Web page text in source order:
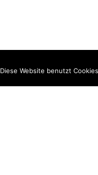
Diese Website benutzt